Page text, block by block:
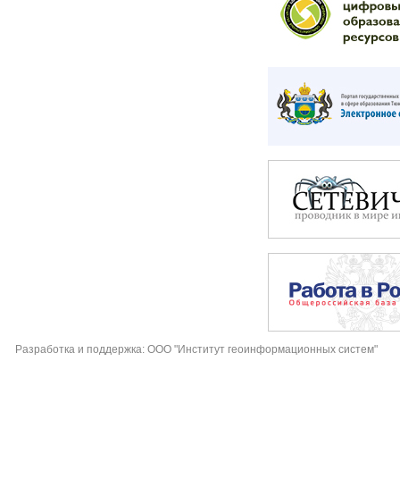
Разработка и поддержка: ООО "Институт геоинформационных систем"